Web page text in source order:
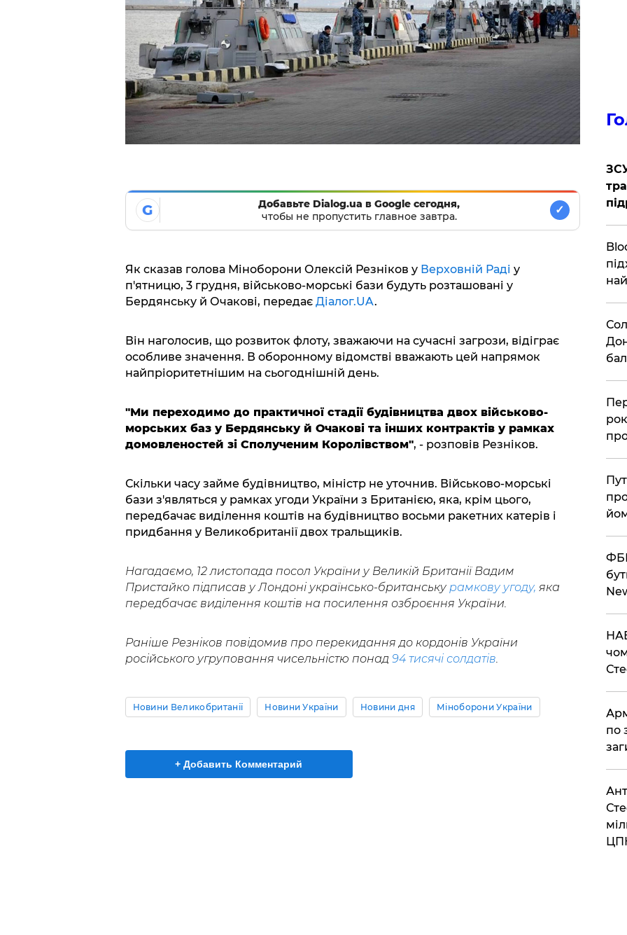
G
Добавьте Dialog.ua в Google сегодня,
чтобы не пропустить главное завтра.
✓
Як сказав голова Міноборони Олексій Резніков уВерховній Раді у
п'ятницю, 3 грудня, військово-морські бази будуть розташовані у
Бердянську й Очакові, передає Діалог.UA.
Він наголосив, що розвиток флоту, зважаючи на сучасні загрози, відіграє
особливе значення. В оборонному відомстві вважають цей напрямок
найпріоритетнішим на сьогоднішній день.
"Ми переходимо до практичної стадії будівництва двох військово-
морських баз у Бердянську й Очакові та інших контрактів у рамках
домовленостей зі Сполученим Королівством", - розповів Резніков.
Скільки часу займе будівництво, міністр не уточнив. Військово-морські
бази з'являться у рамках угоди України з Британією, яка, крім цього,
передбачає виділення коштів на будівництво восьми ракетних катерів і
придбання у Великобританії двох тральщиків.
Нагадаємо, 12 листопада посол України у Великій Британії Вадим
Пристайко підписав у Лондоні українсько-британську рамкову угоду, яка
передбачає виділення коштів на посилення озброєння України.
Раніше Резніков повідомив про перекидання до кордонів України
російського угруповання чисельністю понад 94 тисячі солдатів
Новини Великобританії Новини України Новини дня Міноборони України
+ Добавить Комментарий
по